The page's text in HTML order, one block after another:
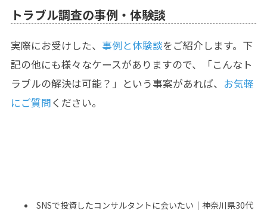
トラブル調査の事例・体験談
実際にお受けした、 事例と体験談をご紹介します。下
記の他にも様々なケースがありますので、「こんなト
ラブルの解決は可能？」という事案があれば、 お気軽
にご質問ください。
SNSで投資したコンサルタントに会いたい｜神奈川県30代